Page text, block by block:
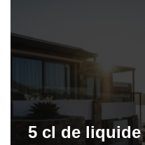
5 cl de